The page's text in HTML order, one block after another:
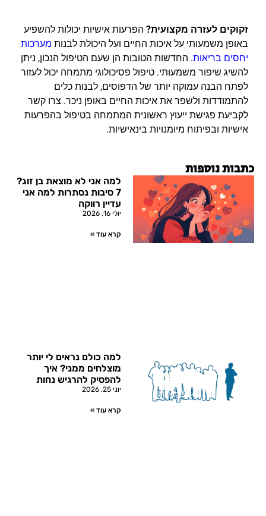
זקוקים לעזרה מקצועית? הפרעות אישיות יכולות להשפיע
באופן משמעותי על איכות החיים ועל היכולת לבנות מערכות
יחסים בריאות. החדשות הטובות הן שעם הטיפול הנכון, ניתן
להשיג שיפור משמעותי. טיפול פסיכולוגי מתמחה יכול לעזור
לפתח הבנה עמוקה יותר של הדפוסים, לבנות כלים
להתמודדות ולשפר את איכות החיים באופן ניכר. צרו קשר
לקביעת פגישת ייעוץ ראשונית המתמחה בטיפול בהפרעות
אישיות ובפיתוח מיומנויות בינאישיות.
כתבות נוספות
למה אני לא מוצאת בן זוג?
7 סיבות נסתרות למה אני
עדיין רווקה
יולי 16, 2026
קרא עוד »
למה כולם נראים לי יותר
מוצלחים ממני? איך
להפסיק להרגיש נחות
יוני 25, 2026
קרא עוד »